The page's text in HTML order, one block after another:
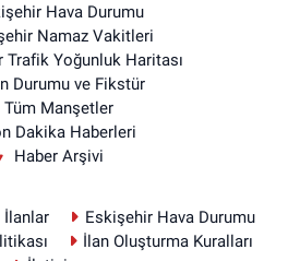
Hava Durumu
Namaz Vakitleri
Trafik Yoğunluk Haritası
Durumu ve Fikstür
Tüm Manşetler
Dakika Haberleri
Haber Arşivi
İlanlar
Eskişehir Hava Durumu
İlan Oluşturma Kuralları